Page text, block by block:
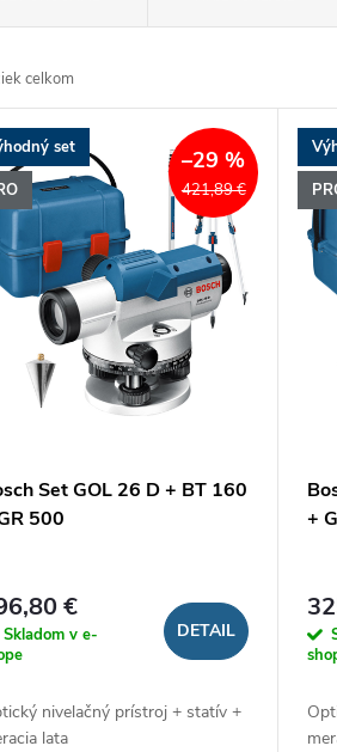
celkom
set
421,89 €
–29 %
Set GOL 26 D + BT 160
500
€
Skladom v e-
DETAIL
nivelačný prístroj + statív +
lata
+